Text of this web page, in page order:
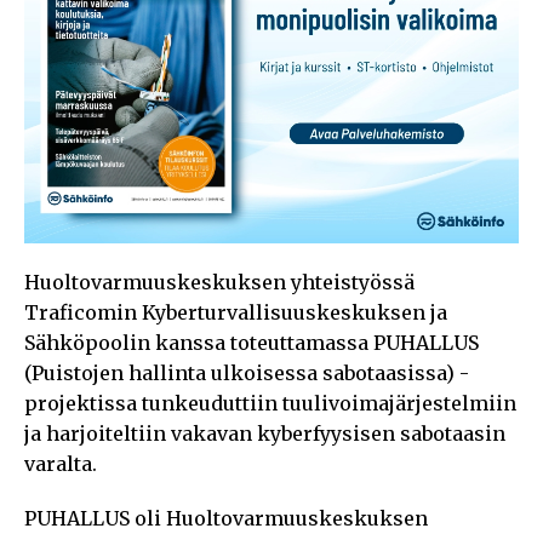
Huoltovarmuuskeskuksen yhteistyössä
Traficomin Kyberturvallisuuskeskuksen ja
Sähköpoolin kanssa toteuttamassa PUHALLUS
(Puistojen hallinta ulkoisessa sabotaasissa) -
projektissa tunkeuduttiin tuulivoimajärjestelmiin
ja harjoiteltiin vakavan kyberfyysisen sabotaasin
varalta.
PUHALLUS oli Huoltovarmuuskeskuksen